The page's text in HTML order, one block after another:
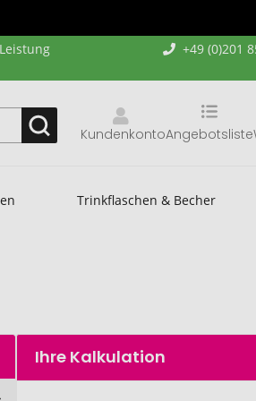
+49 (0)201
KundenkontoAngebotsliste
Trinkflaschen & Becher
Ihre Kalkulation